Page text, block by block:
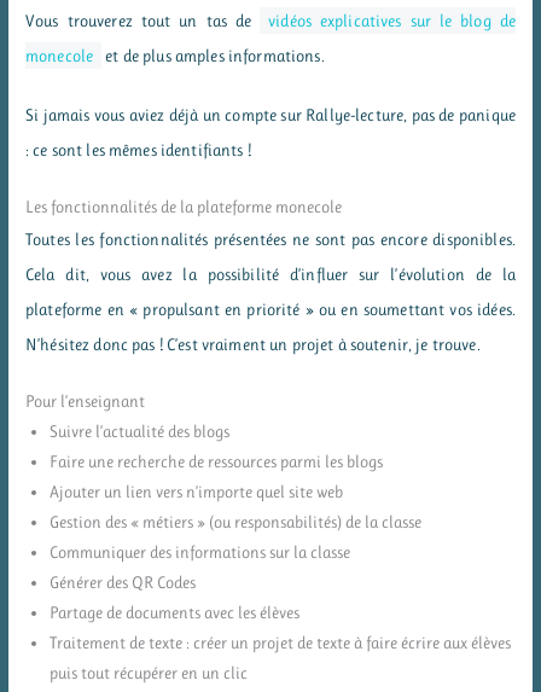
Vous trouverez tout un tas de
vidéos explicatives sur le blog de
monecole
et de plus amples informations.
Si jamais vous aviez déjà un compte sur Rallye-lecture, pas de panique
: ce sont les mêmes identifiants !
Les fonctionnalités de la plateforme monecole
Toutes les fonctionnalités présentées ne sont pas encore disponibles.
Cela dit, vous avez la possibilité d’influer sur l’évolution de la
plateforme en « propulsant en priorité » ou en soumettant vos idées.
N’hésitez donc pas ! C’est vraiment un projet à soutenir, je trouve.
Pour l’enseignant
Suivre l’actualité des blogs
Faire une recherche de ressources parmi les blogs
Ajouter un lien vers n’importe quel site web
Gestion des « métiers » (ou responsabilités) de la classe
Communiquer des informations sur la classe
Générer des QR Codes
Partage de documents avec les élèves
Traitement de texte : créer un projet de texte à faire écrire aux élèves
puis tout récupérer en un clic